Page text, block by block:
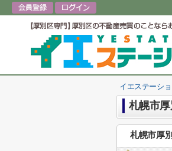
イエステーシ
札幌市
札幌市厚